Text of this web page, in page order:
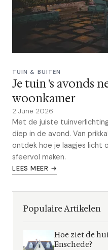
TUIN & BUITEN
Je tuin 's avonds
woonkamer
2 June 2026
Met de juiste
diep in de avond. Van
ontdek hoe je laagjes licht
sfeervol maken.
LEES MEER →
Populaire Artikelen
Hoe ziet de
Enschede?